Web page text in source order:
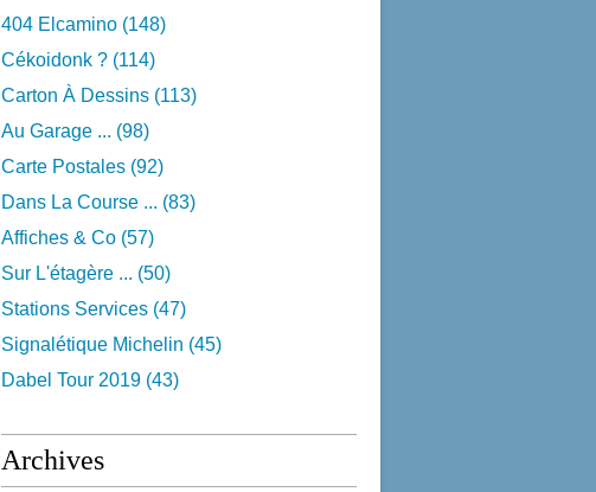
404 Elcamino (148)
Cékoidonk ? (114)
Carton À Dessins (113)
Au Garage ... (98)
Carte Postales (92)
Dans La Course ... (83)
Affiches & Co (57)
Sur L'étagère ... (50)
Stations Services (47)
Signalétique Michelin (45)
Dabel Tour 2019 (43)
Archives